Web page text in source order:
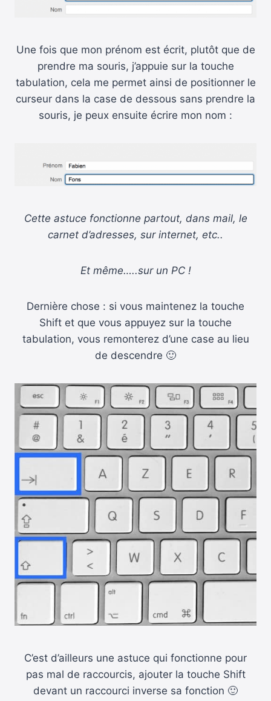
Une fois que mon prénom est écrit, plutôt que de
prendre ma souris, j’appuie sur la touche
tabulation, cela me permet ainsi de positionner le
curseur dans la case de dessous sans prendre la
souris, je peux ensuite écrire mon nom :
Cette astuce fonctionne partout, dans mail, le
carnet d’adresses, sur internet, etc..
Et même…..sur un PC !
Dernière chose : si vous maintenez la touche
Shift et que vous appuyez sur la touche
tabulation, vous remonterez d’une case au lieu
de descendre 🙂
C’est d’ailleurs une astuce qui fonctionne pour
pas mal de raccourcis, ajouter la touche Shift
devant un raccourci inverse sa fonction 🙂